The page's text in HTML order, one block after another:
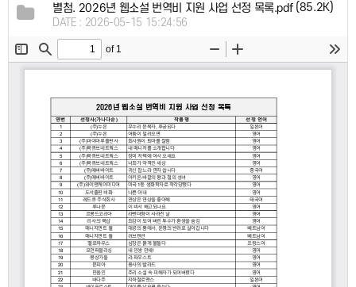
별첨. 2026년 웹소설 번역비 지원 사업 선정 목록.pdf(85.2K)
DATE : 2026-05-15 15:24:56